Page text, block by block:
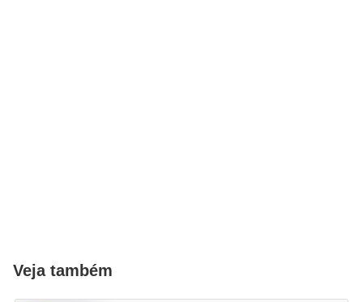
Veja também